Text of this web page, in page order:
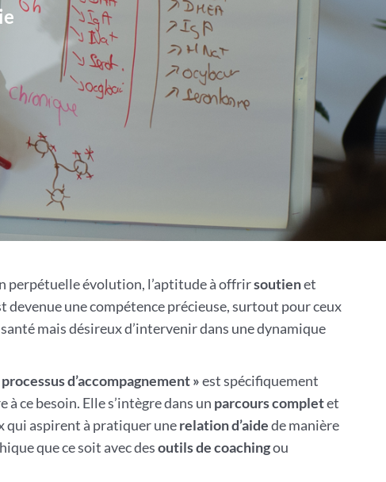
perpétuelle évolution, l’aptitude à offrirsoutienet
devenue une compétence précieuse, surtout pour ceux
mais désireux d’intervenir dans une dynamique
processus d’accompagnement »est spécifiquement
ce besoin. Elle s’intègre dans un parcours completet
qui aspirent à pratiquer unerelation d’aidede manière
que ce soit avec desoutils de coachingou